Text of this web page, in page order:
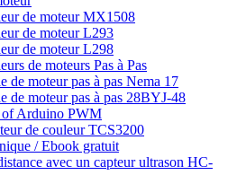
de moteur MX1508
de moteur L293
de moteur L298
de moteurs Pas à Pas
de moteur pas à pas Nema 17
de moteur pas à pas 28BYJ-48
of Arduino PWM
de couleur TCS3200
/ Ebook gratuit
avec un capteur ultrason HC-